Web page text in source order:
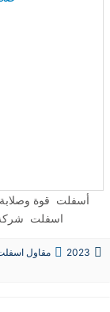
أسفلت قوة
اسفلت
2023 مقاول